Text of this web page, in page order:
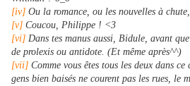
[iv] Ou la romance, ou les nouvelles à
[v] Coucou, Philippe ! <3
[vi] Dans tes manus aussi, Bidule, avant
de prolexis ou antidote. (Et même après^^)
[vii] Comme vous êtes tous les deux dans
gens bien baisés ne courent pas les rues, le